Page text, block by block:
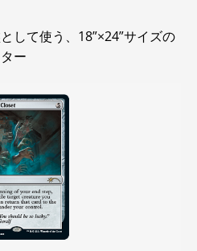
して使う、18”×24”サイズの
ー